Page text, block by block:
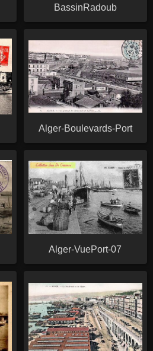
BassinRadoub
Alger-Boulevards-Port
Alger-VuePort-07